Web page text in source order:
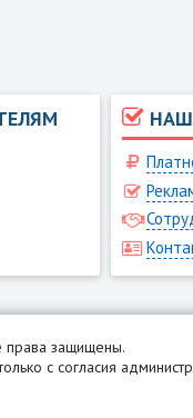
права защищены.
с согласия